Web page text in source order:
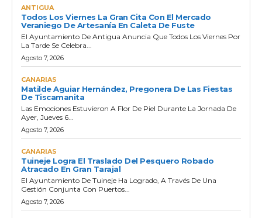
ANTIGUA
Todos Los Viernes La Gran Cita Con El Mercado
Veraniego De Artesanía En Caleta De Fuste
El Ayuntamiento De Antigua Anuncia Que Todos Los Viernes Por
La Tarde Se Celebra...
Agosto 7, 2026
CANARIAS
Matilde Aguiar Hernández, Pregonera De Las Fiestas
De Tiscamanita
Las Emociones Estuvieron A Flor De Piel Durante La Jornada De
Ayer, Jueves 6...
Agosto 7, 2026
CANARIAS
Tuineje Logra El Traslado Del Pesquero Robado
Atracado En Gran Tarajal
El Ayuntamiento De Tuineje Ha Logrado, A Través De Una
Gestión Conjunta Con Puertos...
Agosto 7, 2026